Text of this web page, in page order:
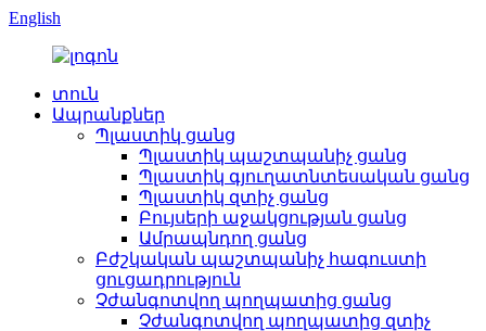
English
տուն
Ապրանքներ
Պլաստիկ ցանց
Պլաստիկ պաշտպանիչ ցանց
Պլաստիկ գյուղատնտեսական ցանց
Պլաստիկ զտիչ ցանց
Բույսերի աջակցության ցանց
Ամրապնդող ցանց
Բժշկական պաշտպանիչ հագուստի
ցուցադրություն
Չժանգոտվող պողպատից ցանց
Չժանգոտվող պողպատից զտիչ